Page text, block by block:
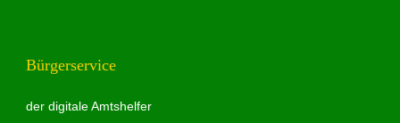
Bürgerservice
der digitale Amtshelfer